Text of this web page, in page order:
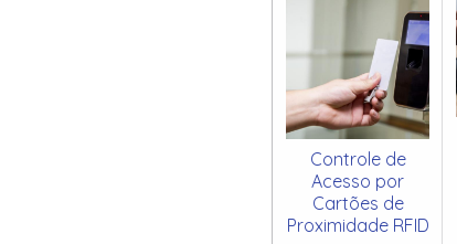
Controle de
Acesso por
Cartões de
Proximidade RFID